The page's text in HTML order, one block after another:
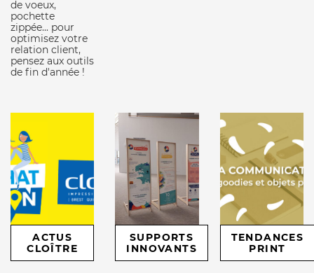
de voeux,
pochette
zippée... pour
optimisez votre
relation client,
pensez aux outils
de fin d'année !
ACTUS
CLOÎTRE
SUPPORTS
INNOVANTS
TENDANCES
PRINT